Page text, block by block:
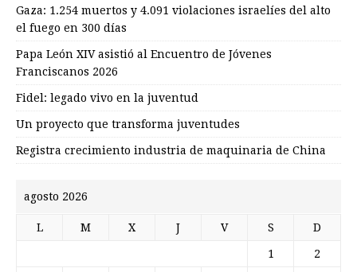
Gaza: 1.254 muertos y 4.091 violaciones israelíes del alto
el fuego en 300 días
Papa León XIV asistió al Encuentro de Jóvenes
Franciscanos 2026
Fidel: legado vivo en la juventud
Un proyecto que transforma juventudes
Registra crecimiento industria de maquinaria de China
agosto 2026
L M X J V S D
1 2